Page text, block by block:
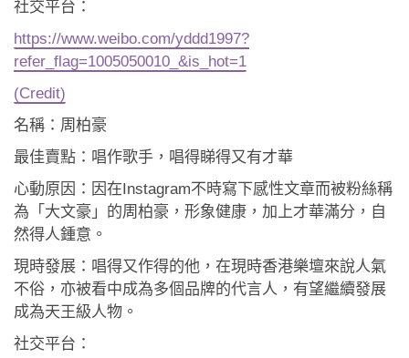
社交平台：
https://www.weibo.com/yddd1997?
refer_flag=1005050010_&is_hot=1
(Credit)
名稱：周柏豪
最佳賣點：唱作歌手，唱得睇得又有才華
心動原因：因在Instagram不時寫下感性文章而被粉絲稱
為「大文豪」的周柏豪，形象健康，加上才華滿分，自
然得人鍾意。
現時發展：唱得又作得的他，在現時香港樂壇來說人氣
不俗，亦被看中成為多個品牌的代言人，有望繼續發展
成為天王級人物。
社交平台：